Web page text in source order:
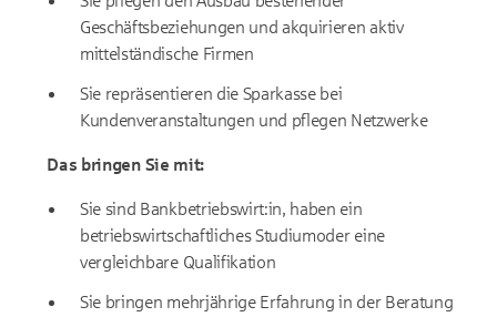
Geschäftsbeziehungen und akquirieren aktiv
mittelständische Firmen
Sie repräsentieren die Sparkasse bei
Kundenveranstaltungen und pflegen Netzwerke
Das bringen Sie mit:
Sie sind Bankbetriebswirt:in, haben ein
betriebswirtschaftliches Studiumoder eine
vergleichbare Qualifikation
Sie bringen mehrjährige Erfahrung in der Beratung